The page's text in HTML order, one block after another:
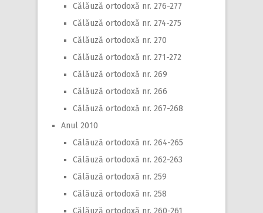
Călăuză ortodoxă nr. 276-277
Călăuză ortodoxă nr. 274-275
Călăuză ortodoxă nr. 270
Călăuză ortodoxă nr. 271-272
Călăuză ortodoxă nr. 269
Călăuză ortodoxă nr. 266
Călăuză ortodoxă nr. 267-268
Anul 2010
Călăuză ortodoxă nr. 264-265
Călăuză ortodoxă nr. 262-263
Călăuză ortodoxă nr. 259
Călăuză ortodoxă nr. 258
Călăuză ortodoxă nr. 260-261